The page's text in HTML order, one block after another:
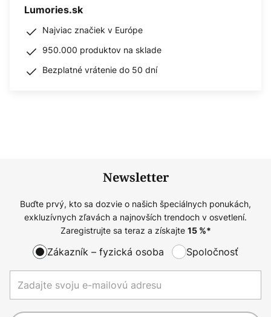
Lumories.sk
Najviac značiek v Európe
950.000 produktov na sklade
Bezplatné vrátenie do 50 dní
Newsletter
Buďte prvý, kto sa dozvie o našich špeciálnych ponukách,
exkluzívnych zľavách a najnovších trendoch v osvetlení.
Zaregistrujte sa teraz a získajte 15%*
Zákazník – fyzická osoba Spoločnosť